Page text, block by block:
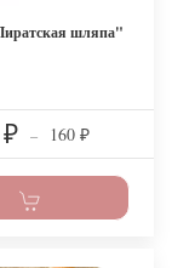
шляпа"
₽ – 160 ₽